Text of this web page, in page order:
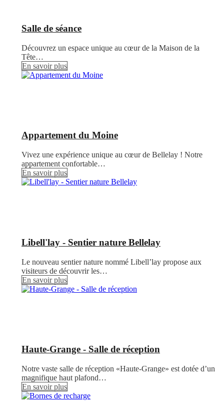
Salle de séance
Découvrez un espace unique au cœur de la Maison de la
Tête…
En savoir plus
Appartement du Moine
Vivez une expérience unique au cœur de Bellelay ! Notre
appartement confortable…
En savoir plus
Libell'lay - Sentier nature Bellelay
Le nouveau sentier nature nommé Libell’lay propose aux
visiteurs de découvrir les…
En savoir plus
Haute-Grange - Salle de réception
Notre vaste salle de réception «Haute-Grange» est dotée d’un
magnifique haut plafond…
En savoir plus